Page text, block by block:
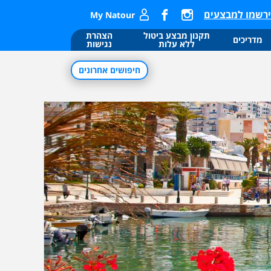
למבצעים
My Natour
מדריכים תקנון מבצע ביטול
ללא עלות
הצהרת
נגישות
חיפושים אחרונים